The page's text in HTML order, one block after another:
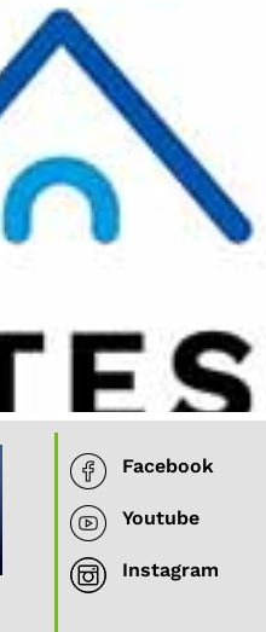
Facebook
Youtube
Instagram